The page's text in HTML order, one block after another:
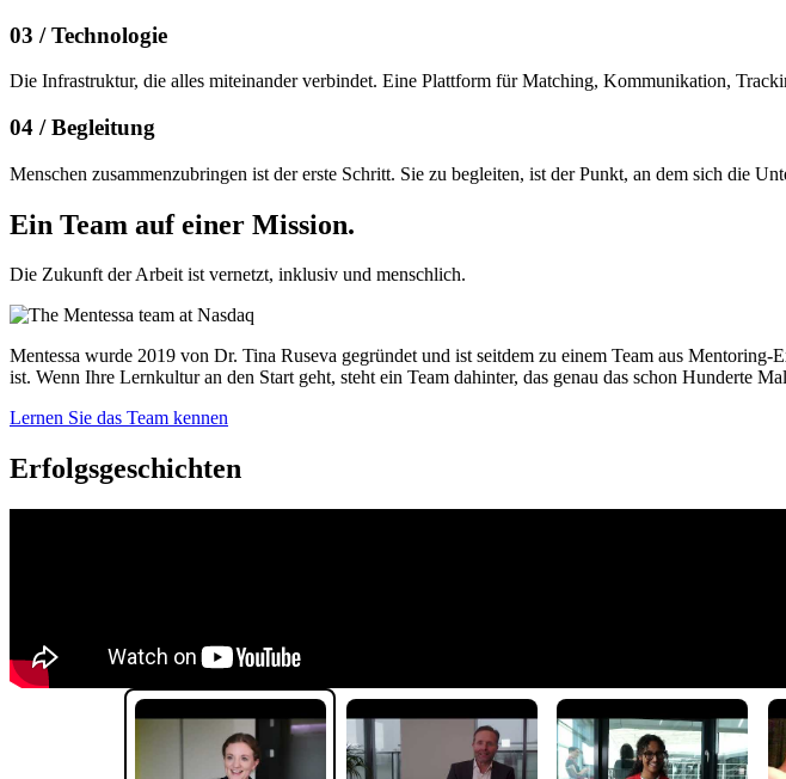
03 /Technologie
Die Infrastruktur, die alles miteinander verbindet. Eine Plattform für Matching, Kommunikation,
04 /Begleitung
Menschen zusammenzubringen ist der erste Schritt. Sie zu begleiten, ist der Punkt, an dem sich die
Ein Team auf einer Mission.
Die Zukunft der Arbeit ist vernetzt, inklusiv und menschlich.
Mentessa wurde 2019 von Dr. Tina Ruseva gegründet und ist seitdem zu einem Team aus
ist. Wenn Ihre Lernkultur an den Start geht, steht ein Team dahinter, das genau das schon Hunderte
Lernen Sie das Team kennen
Erfolgsgeschichten